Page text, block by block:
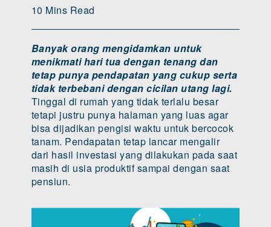
10 Mins Read
Banyak orang mengidamkan untuk
menikmati hari tua dengan tenang dan
tetap punya pendapatan yang cukup serta
tidak terbebani dengan cicilan utang lagi.
Tinggal di rumah yang tidak terlalu besar
tetapi justru punya halaman yang luas agar
bisa dijadikan pengisi waktu untuk bercocok
tanam. Pendapatan tetap lancar mengalir
dari hasil investasi yang dilakukan pada saat
masih di usia produktif sampai dengan saat
pensiun.